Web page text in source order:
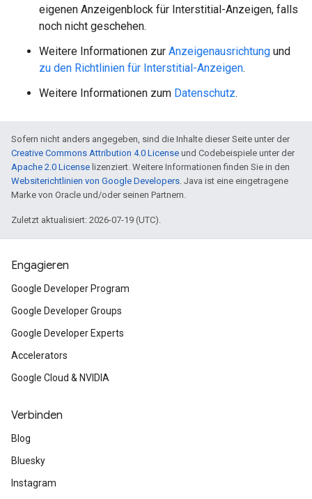
eigenen Anzeigenblock für Interstitial-Anzeigen, falls
noch nicht geschehen.
Weitere Informationen zur Anzeigenausrichtung und
zu den Richtlinien für Interstitial-Anzeigen.
Weitere Informationen zum Datenschutz.
Sofern nicht anders angegeben, sind die Inhalte dieser Seite unter der
Creative Commons Attribution 4.0 License und Codebeispiele unter der
Apache 2.0 License lizenziert. Weitere Informationen finden Sie in den
Websiterichtlinien von Google Developers. Java ist eine eingetragene
Marke von Oracle und/oder seinen Partnern.
Zuletzt aktualisiert: 2026-07-19 (UTC).
Engagieren
Google Developer Program
Google Developer Groups
Google Developer Experts
Accelerators
Google Cloud & NVIDIA
Verbinden
Blog
Bluesky
Instagram